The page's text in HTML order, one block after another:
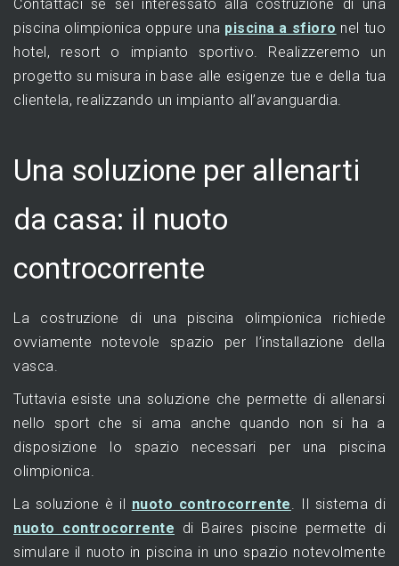
Contattaci se sei interessato alla costruzione di una
piscina olimpionica oppure una piscina a sfioro nel tuo
hotel, resort o impianto sportivo. Realizzeremo un
progetto su misura in base alle esigenze tue e della tua
clientela, realizzando un impianto all’avanguardia.
Una soluzione per allenarti
da casa: il nuoto
controcorrente
La costruzione di una piscina olimpionica richiede
ovviamente notevole spazio per l’installazione della
vasca.
Tuttavia esiste una soluzione che permette di allenarsi
nello sport che si ama anche quando non si ha a
disposizione lo spazio necessari per una piscina
olimpionica.
La soluzione è il nuoto controcorrente
. Il sistema di
nuoto controcorrente di Baires piscine permette di
simulare il nuoto in piscina in uno spazio notevolmente